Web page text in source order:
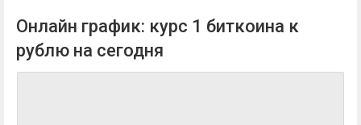
Онлайн график: курс 1 биткоина к
рублю на сегодня